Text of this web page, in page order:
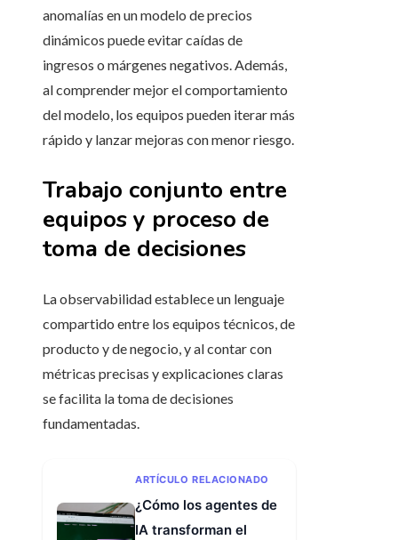
anomalías en un modelo de precios
dinámicos puede evitar caídas de
ingresos o márgenes negativos. Además,
al comprender mejor el comportamiento
del modelo, los equipos pueden iterar más
rápido y lanzar mejoras con menor riesgo.
Trabajo conjunto entre
equipos y proceso de
toma de decisiones
La observabilidad establece un lenguaje
compartido entre los equipos técnicos, de
producto y de negocio, y al contar con
métricas precisas y explicaciones claras
se facilita la toma de decisiones
fundamentadas.
ARTÍCULO RELACIONADO
¿Cómo los agentes de
IA transforman el